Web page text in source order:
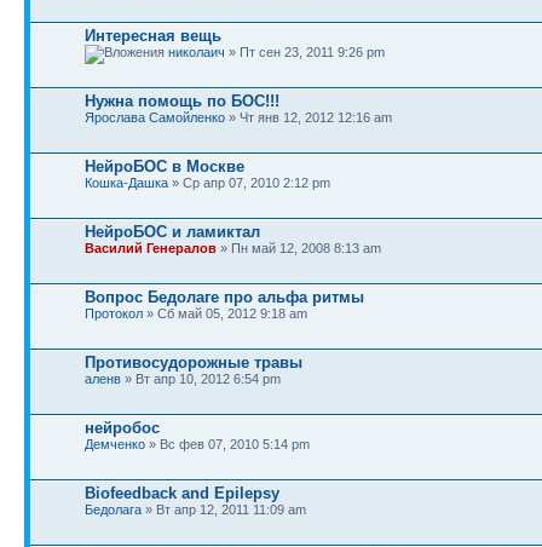
Интересная вещь
николаич » Пт сен 23, 2011 9:26 pm
Нужна помощь по БОС!!!
Ярослава Самойленко » Чт янв 12, 2012 12:16 am
НейроБОС в Москве
Кошка-Дашка » Ср апр 07, 2010 2:12 pm
НейроБОС и ламиктал
Василий Генералов » Пн май 12, 2008 8:13 am
Вопрос Бедолаге про альфа ритмы
Протокол » Сб май 05, 2012 9:18 am
Противосудорожные травы
аленв » Вт апр 10, 2012 6:54 pm
нейробос
Демченко » Вс фев 07, 2010 5:14 pm
Biofeedback and Epilepsy
Бедолага » Вт апр 12, 2011 11:09 am